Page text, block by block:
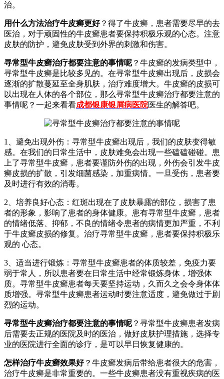
治。
用什么方法治疗牛皮癣更好？得了牛皮癣，患者需要尽早的去
医治，对于顽固性的牛皮癣患者要保持积极乐观的心态。注意
皮肤的防护，避免皮肤受到外界的刺激和伤害。
寻常型牛皮癣治疗都要注意的事情呢？牛皮癣的发病类型中，
寻常型牛皮癣是比较多见的。在寻常型牛皮癣出现后，皮损会
逐渐的扩散蔓延至全身肌肤，治疗难度增大。牛皮癣的皮损可
以出现在人体的各个部位，那么寻常型牛皮癣治疗都要注意的
事情呢？一起来看看成都银康银屑病医院医生的解答吧。
1、避免出现外伤：寻常型牛皮癣出现后，我们的皮肤变得敏
感。在我们的日常生活中，皮肤难免会出现一些磕磕碰碰。患
上了寻常型牛皮癣，患者要谨防外伤的出现，外伤会引发牛皮
癣皮损的扩散，引发细菌感染，加重病情。一旦受伤，患者要
及时进行有效的消毒。
2、培养良好心态：红斑出现在了皮肤暴露的部位，损害了患
者的形象，影响了患者的身体健康。患有寻常型牛皮癣，患者
的情绪低落、抑郁，不良的情绪令患者的病情更加严重，不利
于牛皮癣皮损的修复。治疗寻常型牛皮癣，患者要保持积极乐
观的 心态。
3、适当进行锻炼：寻常型牛皮癣患者的体质较差，免疫力要
弱于常人，所以患者要在日常生活中经常锻炼身体，增强体
质。寻常型牛皮癣患者每天要坚持运动，久而久之会令身体体
质增强。寻常型牛皮癣患者运动时要注意适度，避免做过于剧
烈的运动。
寻常型牛皮癣治疗都要注意的事情呢？寻常型牛皮癣患者发病
后需要去正规的医院及时的医治，做好皮肤护理措施，选择专
业的医院进行全面的诊疗，是可以早日恢复健康的。
怎样治疗牛皮癣效果好？牛皮癣发病后带给患者很大的危害，
治疗牛皮癣是非常重要的。一些牛皮癣患者没有重视疾病的医